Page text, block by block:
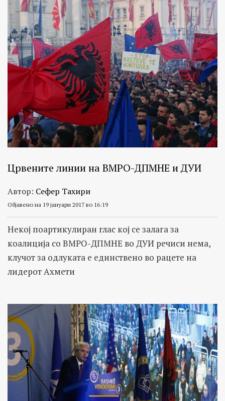
Црвените линии на ВМРО-ДПМНЕ и ДУИ
Автор: Сефер Тахири
Објавено на 19 јануари 2017 во 16:19
Некој поартикулиран глас кој се залага за
коалиција со ВМРО-ДПМНЕ во ДУИ речиси нема,
клучот за одлуката е единствено во рацете на
лидерот Ахмети